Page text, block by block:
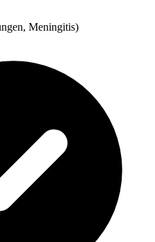
Meningitis)